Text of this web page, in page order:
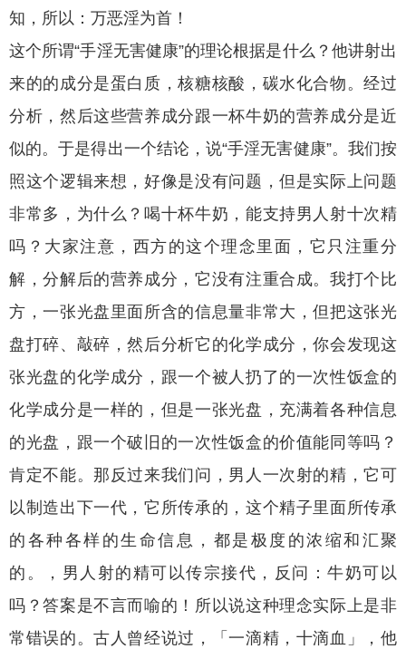
知，所以：万恶淫为首！
这个所谓“手淫无害健康”的理论根据是什么？他讲射出
来的的成分是蛋白质，核糖核酸，碳水化合物。经过
分析，然后这些营养成分跟一杯牛奶的营养成分是近
似的。于是得出一个结论，说“手淫无害健康”。我们按
照这个逻辑来想，好像是没有问题，但是实际上问题
非常多，为什么？喝十杯牛奶，能支持男人射十次精
吗？大家注意，西方的这个理念里面，它只注重分
解，分解后的营养成分，它没有注重合成。我打个比
方，一张光盘里面所含的信息量非常大，但把这张光
盘打碎、敲碎，然后分析它的化学成分，你会发现这
张光盘的化学成分，跟一个被人扔了的一次性饭盒的
化学成分是一样的，但是一张光盘，充满着各种信息
的光盘，跟一个破旧的一次性饭盒的价值能同等吗？
肯定不能。那反过来我们问，男人一次射的精，它可
以制造出下一代，它所传承的，这个精子里面所传承
的各种各样的生命信息，都是极度的浓缩和汇聚
的。，男人射的精可以传宗接代，反问：牛奶可以
吗？答案是不言而喻的！所以说这种理念实际上是非
常错误的。古人曾经说过，「一滴精，十滴血」，他